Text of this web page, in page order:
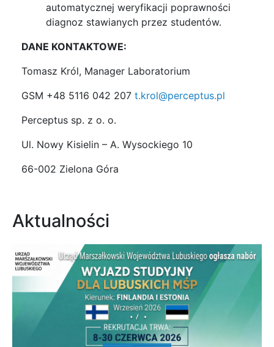
automatycznej weryfikacji poprawności
diagnoz stawianych przez studentów.
DANE KONTAKTOWE:
Tomasz Król, Manager Laboratorium
GSM +48 5116 042 207 t.krol@perceptus.pl
Perceptus sp. z o. o.
Ul. Nowy Kisielin – A. Wysockiego 10
66-002 Zielona Góra
Aktualności